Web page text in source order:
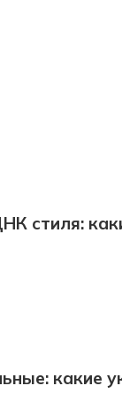
стиля:
какие